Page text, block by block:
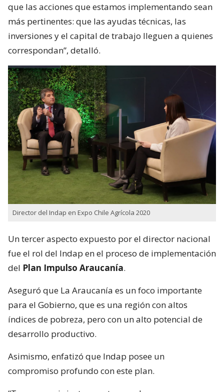
que las acciones que estamos implementando sean
más pertinentes: que las ayudas técnicas, las
inversiones y el capital de trabajo lleguen a quienes
correspondan”, detalló.
Director del Indap en Expo Chile Agrícola 2020
Un tercer aspecto expuesto por el director nacional
fue el rol del Indap en el proceso de implementación
del Plan Impulso Araucanía.
Aseguró que La Araucanía es un foco importante
para el Gobierno, que es una región con altos
índices de pobreza, pero con un alto potencial de
desarrollo productivo.
Asimismo, enfatizó que Indap posee un
compromiso profundo con este plan.